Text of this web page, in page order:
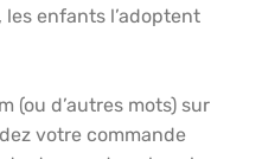
enfants l’adoptent
(ou d’autres mots) sur
votre commande